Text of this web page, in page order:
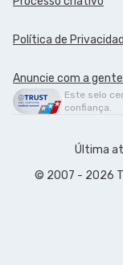
Política de
Anuncie com a gente
Este selo
confiança.
Última
© 2007 - 2026